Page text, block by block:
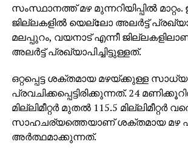
സംസ്ഥാനത്ത് മഴ മുന്നറിയിപ്പില്‍
ജില്ലകളില്‍ യെല്ലോ അലര്‍ട്ട്
മലപ്പുറം, വയനാട് എന്നീ
അലര്‍ട്ട് പ്രഖ്യാപിച്ചിട്ടുള്ളത്.
ഒറ്റപ്പെട്ട ശക്തമായ മഴയ്ക്കുള്ള
പ്രവചിക്കപ്പെട്ടിരിക്കുന്നത്. 24
മില്ലിമീറ്റര്‍ മുതല്‍ 115.5 മില്ലിമീറ്റര്‍
സാഹചര്യത്തെയാണ് ശക്തമായ മഴ
അര്‍ത്ഥമാക്കുന്നത്.